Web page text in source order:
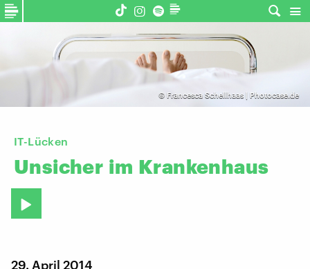
© Francesca Schellhaas | Photocase.de
IT-Lücken
Unsicher im Krankenhaus
29. April 2014